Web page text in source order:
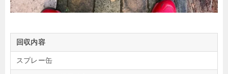
回収内容
スプレー缶